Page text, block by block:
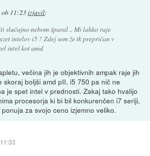
ob 11:23izjavil:
slučajno nebom šparal .. Mi lahko raje
intelov i5 ? Zdej sem že tk prepričan v
intel kot amd
večina jih je objektivnih ampak raje jih
skoraj boljši amd pII, i5 750 pa nič ne
je spet intel v prednosti. Zakaj tako hvalijo
procesorja ki bi bil konkurenčen i7 seriji,
za svojo ceno izjemno veliko.